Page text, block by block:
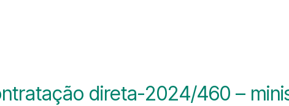
assessoria
trabalhe
direta-2024/460 –